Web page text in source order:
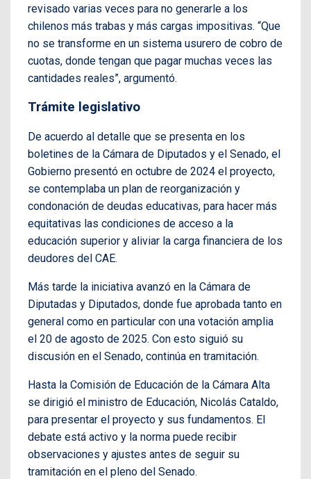
revisado varias veces para no generarle a los
chilenos más trabas y más cargas impositivas. “Que
no se transforme en un sistema usurero de cobro de
cuotas, donde tengan que pagar muchas veces las
cantidades reales”, argumentó.
Trámite legislativo
De acuerdo al detalle que se presenta en los
boletines de la Cámara de Diputados y el Senado, el
Gobierno presentó en octubre de 2024 el proyecto,
se contemplaba un plan de reorganización y
condonación de deudas educativas, para hacer más
equitativas las condiciones de acceso a la
educación superior y aliviar la carga financiera de los
deudores del CAE.
Más tarde la iniciativa avanzó en la Cámara de
Diputadas y Diputados, donde fue aprobada tanto en
general como en particular con una votación amplia
el 20 de agosto de 2025. Con esto siguió su
discusión en el Senado, continúa en tramitación.
Hasta la Comisión de Educación de la Cámara Alta
se dirigió el ministro de Educación, Nicolás Cataldo,
para presentar el proyecto y sus fundamentos. El
debate está activo y la norma puede recibir
observaciones y ajustes antes de seguir su
tramitación en el pleno del Senado.